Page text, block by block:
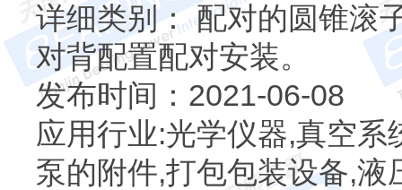
详细类别： 配对的圆锥滚
对背配置配对安装。
发布时间：2021-06-08
应用行业:光学仪器,真空
泵的附件,打包包装设备,